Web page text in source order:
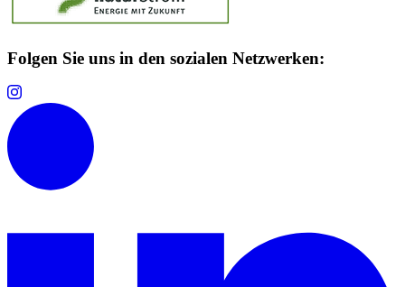
Folgen Sie uns in den sozialen Netzwerken: